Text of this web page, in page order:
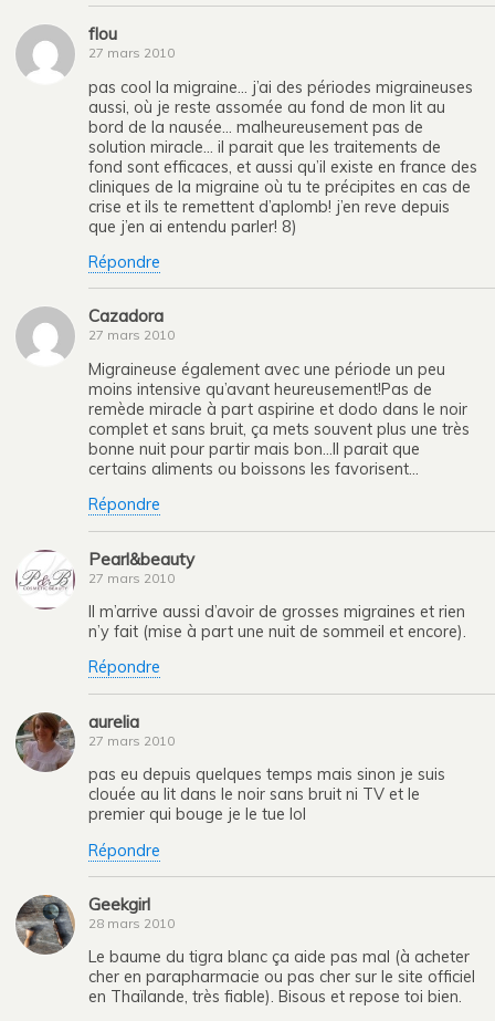
flou
27 mars 2010
pas cool la migraine… j’ai des périodes migraineuses
aussi, où je reste assomée au fond de mon lit au
bord de la nausée… malheureusement pas de
solution miracle… il parait que les traitements de
fond sont efficaces, et aussi qu’il existe en france des
cliniques de la migraine où tu te précipites en cas de
crise et ils te remettent d’aplomb! j’en reve depuis
que j’en ai entendu parler! 8)
Répondre
Cazadora
27 mars 2010
Migraineuse également avec une période un peu
moins intensive qu’avant heureusement!Pas de
remède miracle à part aspirine et dodo dans le noir
complet et sans bruit, ça mets souvent plus une très
bonne nuit pour partir mais bon…Il parait que
certains aliments ou boissons les favorisent…
Répondre
Pearl&beauty
27 mars 2010
Il m’arrive aussi d’avoir de grosses migraines et rien
n’y fait (mise à part une nuit de sommeil et encore).
Répondre
aurelia
27 mars 2010
pas eu depuis quelques temps mais sinon je suis
clouée au lit dans le noir sans bruit ni TV et le
premier qui bouge je le tue lol
Répondre
Geekgirl
28 mars 2010
Le baume du tigra blanc ça aide pas mal (à acheter
cher en parapharmacie ou pas cher sur le site officiel
en Thaïlande, très fiable). Bisous et repose toi bien.